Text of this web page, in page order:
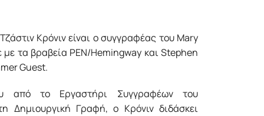
Κρόνιν είναι ο συγγραφέας του Mary
με τα βραβεία PEN/Hemingway και Stephen
Guest.
από το Εργαστήρι Συγγραφέων του
Δημιουργική Γραφή, ο Κρόνιν διδάσκει